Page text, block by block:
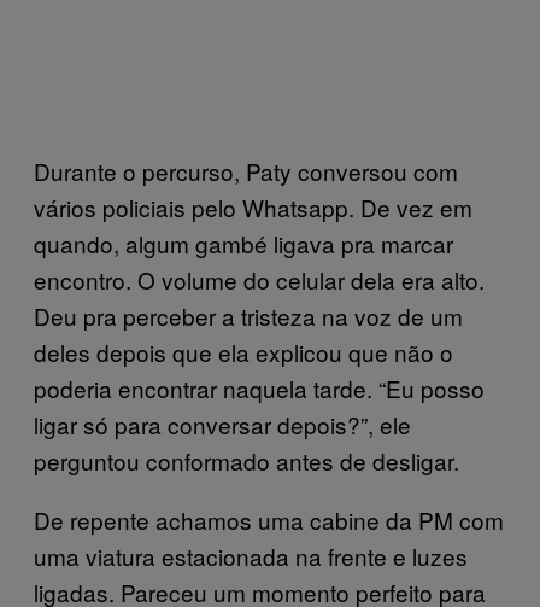
Durante o percurso, Paty conversou com
vários policiais pelo Whatsapp. De vez em
quando, algum gambé ligava pra marcar
encontro. O volume do celular dela era alto.
Deu pra perceber a tristeza na voz de um
deles depois que ela explicou que não o
poderia encontrar naquela tarde. “Eu posso
ligar só para conversar depois?”, ele
perguntou conformado antes de desligar.
De repente achamos uma cabine da PM com
uma viatura estacionada na frente e luzes
ligadas. Pareceu um momento perfeito para